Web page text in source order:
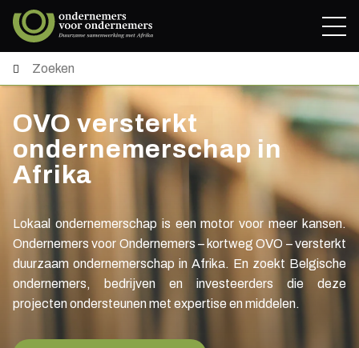
OVO versterkt
ondernemerschap in
Afrika
Lokaal ondernemerschap is een motor voor meer kansen.
Ondernemers voor Ondernemers – kortweg OVO – versterkt
duurzaam ondernemerschap in Afrika. En zoekt Belgische
ondernemers, bedrijven en investeerders die deze
projecten ondersteunen met expertise en middelen.